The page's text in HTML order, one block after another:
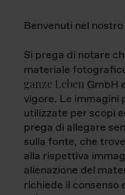
Benvenuti nel
Si prega di notare
materiale
ganze Leben GmbH
vigore. Le immagini
utilizzate per scopi
prega di allegare
sulla fonte, che
alla rispettiva
alienazione del
richiede il consenso